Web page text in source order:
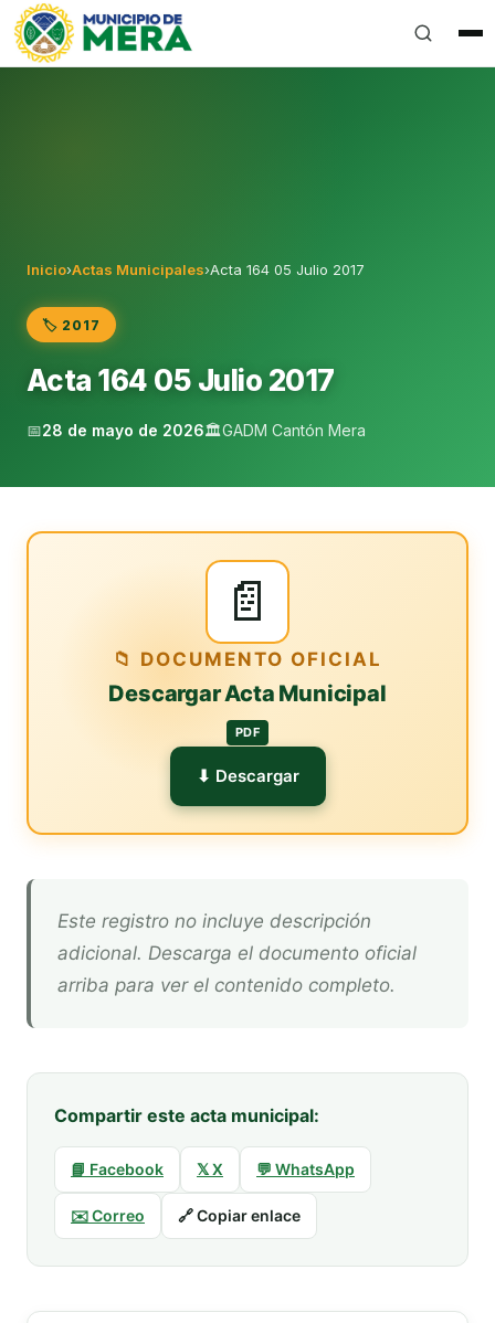
Gobierno Autónomo Descentralizado Municipal del
Inicio›Actas Municipales›Acta 164 05 Julio 2017
🏷️ 2017
Acta 164 05 Julio 2017
📅28 de mayo de 2026🏛️GADM Cantón Mera
📄
📁 DOCUMENTO OFICIAL
Descargar Acta Municipal
PDF
⬇ Descargar
Este registro no incluye descripción
adicional. Descarga el documento oficial
arriba para ver el contenido completo.
Compartir este acta municipal:
📘 Facebook 𝕏 X 💬 WhatsApp
✉️ Correo 🔗 Copiar enlace